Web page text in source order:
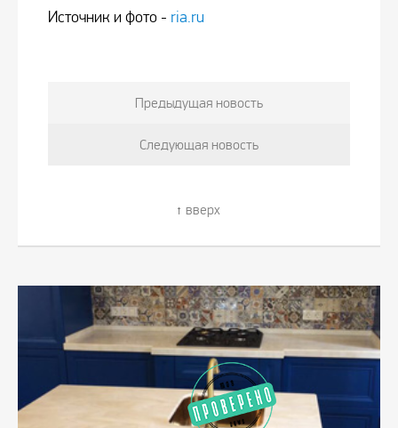
Источник и фото - ria.ru
Предыдущая новость
Следующая новость
вверх